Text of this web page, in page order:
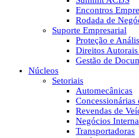
Encontros
Rodada de
Suporte Empresarial
Proteção e
Direitos Autorais
Gestão de
Núcleos
Setoriais
Automecânicas
Concessionárias
Revendas de
Negócios
Transportadoras